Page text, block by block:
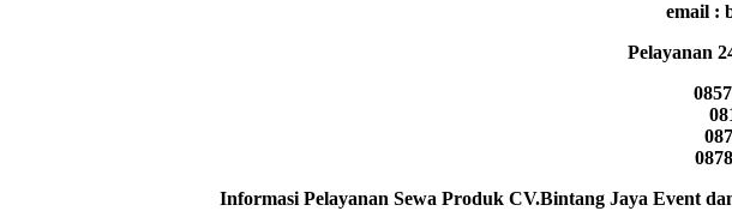
email :
Pelayanan
Informasi Pelayanan Sewa Produk CV.Bintang Jaya Event